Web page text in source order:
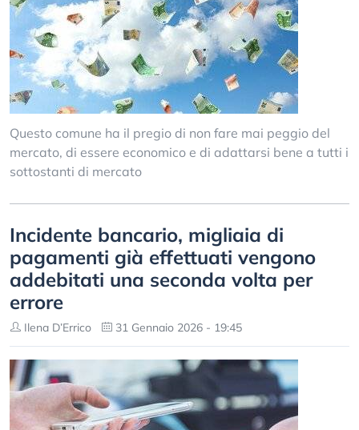
Questo comune ha il pregio di non fare mai peggio del
mercato, di essere economico e di adattarsi bene a tutti i
sottostanti di mercato
Incidente bancario, migliaia di
pagamenti già effettuati vengono
addebitati una seconda volta per
errore
Ilena D’Errico 31 Gennaio 2026 - 19:45